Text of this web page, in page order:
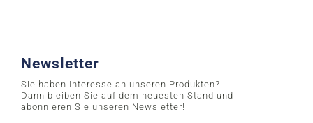
Newsletter
Sie haben Interesse an unseren Produkten?
Dann bleiben Sie auf dem neuesten Stand und
abonnieren Sie unseren Newsletter!